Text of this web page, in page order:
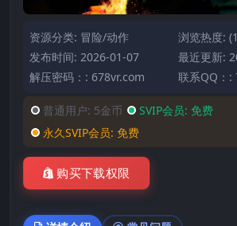
资源分类: 冒险/动作
浏览热度:
发布时间: 2026-01-07
最近更新:
解压密码：: 678vr.com
联系QQ：:
普通用户: 5金币 SVIP会员: 免费
永久SVIP会员: 免费
购买下载权限